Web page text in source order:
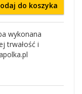
do koszyka
wykonana
trwałość i